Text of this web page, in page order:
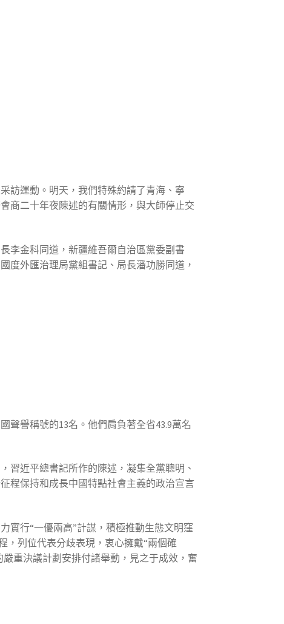
訪運動。明天，我們特殊約請了青海、寧
商二十年夜陳述的有關情形，與大師停止交
李金科同道，新疆維吾爾自治區黨委副書
度外匯治理局黨組書記、局長潘功勝同道，
聲譽稱號的13名。他們肩負著全省43.9萬名
習近平總書記所作的陳述，凝集全黨聰明、
程保持和成長中國特點社會主義的政治宣言
實行“一優兩高”計謀，積極推動生態文明窪
，列位代表分歧表現，衷心擁戴“兩個確
重決議計劃安排付諸舉動，見之于成效，奮